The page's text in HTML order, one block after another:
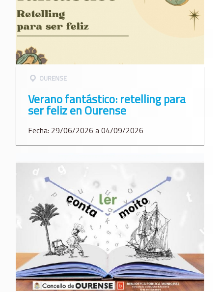
OURENSE
Verano fantástico: retelling para
ser feliz en Ourense
Fecha: 29/06/2026 a 04/09/2026